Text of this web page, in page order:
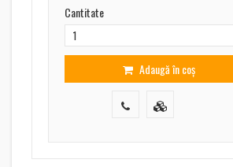
Cantitate
Adaugă în coș